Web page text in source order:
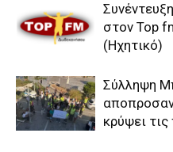
στον Top
(Ηχητικό)
Σύλληψη
κρύψει